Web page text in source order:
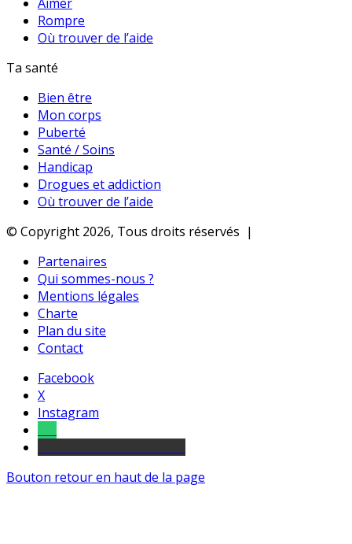
Rompre
Où trouver de l’aide
Ta santé
Bien être
Mon corps
Puberté
Santé / Soins
Handicap
Drogues et addiction
Où trouver de l’aide
© Copyright 2026, Tous droits réservés |
Partenaires
Qui sommes-nous ?
Mentions légales
Charte
Plan du site
Contact
Facebook
X
Instagram
Bouton retour en haut de la page